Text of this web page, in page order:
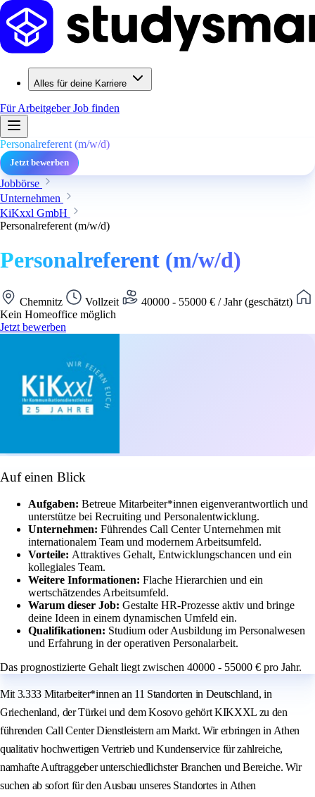
Alles für deine Karriere
Für ArbeitgeberJob finden
Personalreferent (m/w/d)
Jetzt bewerben
Jobbörse
Unternehmen
KiKxxl GmbH
Personalreferent (m/w/d)
Personalreferent (m/w/d)
Chemnitz Vollzeit
40000 - 55000 € / Jahr (geschätzt)
Kein Homeoffice möglich
Jetzt bewerben
Auf einen Blick
Aufgaben: Betreue Mitarbeiter*innen eigenverantwortlich und
unterstütze bei Recruiting und Personalentwicklung.
Unternehmen: Führendes Call Center Unternehmen mit
internationalem Team und modernem Arbeitsumfeld.
Vorteile: Attraktives Gehalt, Entwicklungschancen und ein
kollegiales Team.
Weitere Informationen: Flache Hierarchien und ein
wertschätzendes Arbeitsumfeld.
Warum dieser Job: Gestalte HR-Prozesse aktiv und bringe
deine Ideen in einem dynamischen Umfeld ein.
Qualifikationen: Studium oder Ausbildung im Personalwesen
und Erfahrung in der operativen Personalarbeit.
Das prognostizierte Gehalt liegt zwischen 40000 - 55000 € pro Jahr.
Mit 3.333 Mitarbeiter*innen an 11 Standorten in Deutschland, in
Griechenland, der Türkei und dem Kosovo gehört KIKXXL zu den
führenden Call Center Dienstleistern am Markt. Wir erbringen in Athen
qualitativ hochwertigen Vertrieb und Kundenservice für zahlreiche,
namhafte Auftraggeber unterschiedlichster Branchen und Bereiche. Wir
suchen ab sofort für den Ausbau unseres Standortes in Athen